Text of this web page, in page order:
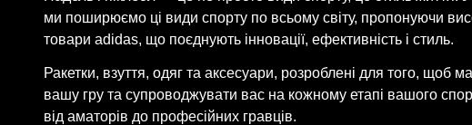
ми поширюємо ці види спорту по всьому світу, пропонуючи
товари adidas, що поєднують інновації, ефективність і стиль.
Ракетки, взуття, одяг та аксесуари, розроблені для того, щоб
вашу гру та супроводжувати вас на кожному етапі вашого
від аматорів до професійних гравців.